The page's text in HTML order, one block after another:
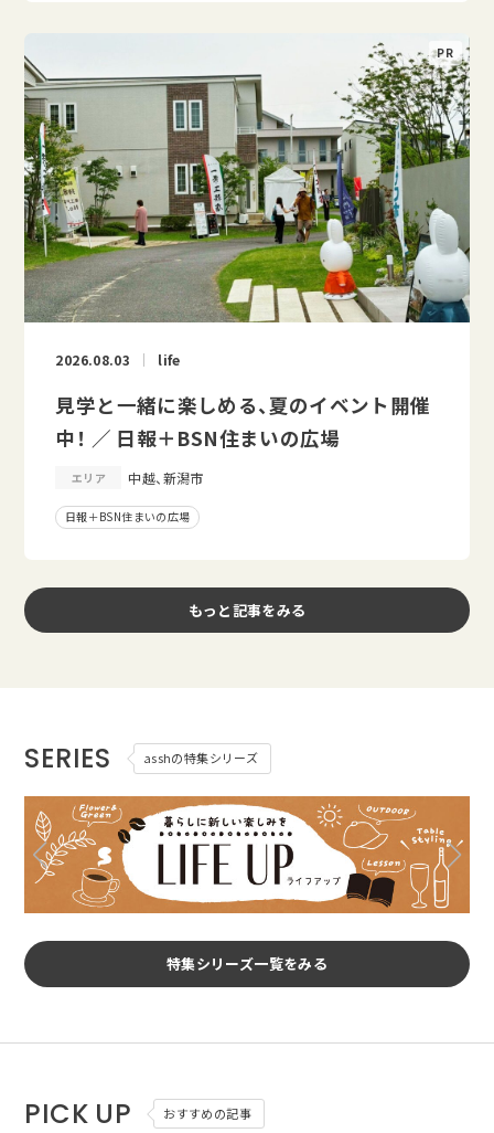
2026.08.03 life
見学と一緒に楽しめる、夏のイベント開催
中！ ／ 日報＋BSN住まいの広場
エリア 中越、新潟市
日報＋BSN住まいの広場
もっと記事をみる
SERIES asshの特集シリーズ
特集シリーズ一覧をみる
PICK UP おすすめの記事